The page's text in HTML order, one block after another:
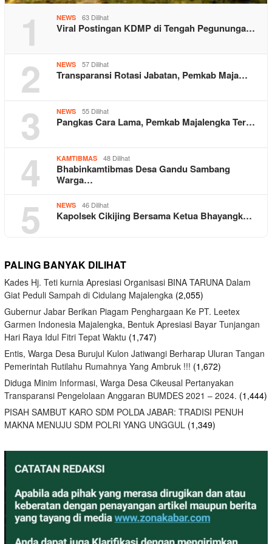
1 NEWS 63 Dilihat
Viral Postingan KDMP di Tengah Pegununga…
2 NEWS 57 Dilihat
Transparansi Rotasi Jabatan, Pemkab Maja…
3 NEWS 55 Dilihat
Pangkas Cara Lama, Pemkab Majalengka Ter…
4 KAMTIBMAS 48 Dilihat
Bhabinkamtibmas Desa Gandu Sambang
Warga…
5 NEWS 46 Dilihat
Kapolsek Cikijing Bersama Ketua Bhayangk…
PALING BANYAK DILIHAT
Kades Hj. Teti kurnia Apresiasi Organisasi BINA TARUNA Dalam
Giat Peduli Sampah di Cidulang Majalengka (2,055)
Gubernur Jabar Berikan Piagam Penghargaan Ke PT. Leetex
Garmen Indonesia Majalengka, Bentuk Apresiasi Bayar Tunjangan
Hari Raya Idul Fitri Tepat Waktu (1,747)
Entis, Warga Desa Burujul Kulon Jatiwangi Berharap Uluran Tangan
Pemerintah Rutilahu Rumahnya Yang Ambruk !!! (1,672)
Diduga Minim Informasi, Warga Desa Cikeusal Pertanyakan
Transparansi Pengelolaan Anggaran BUMDES 2021 – 2024. (1,444)
PISAH SAMBUT KARO SDM POLDA JABAR: TRADISI PENUH
MAKNA MENUJU SDM POLRI YANG UNGGUL (1,349)